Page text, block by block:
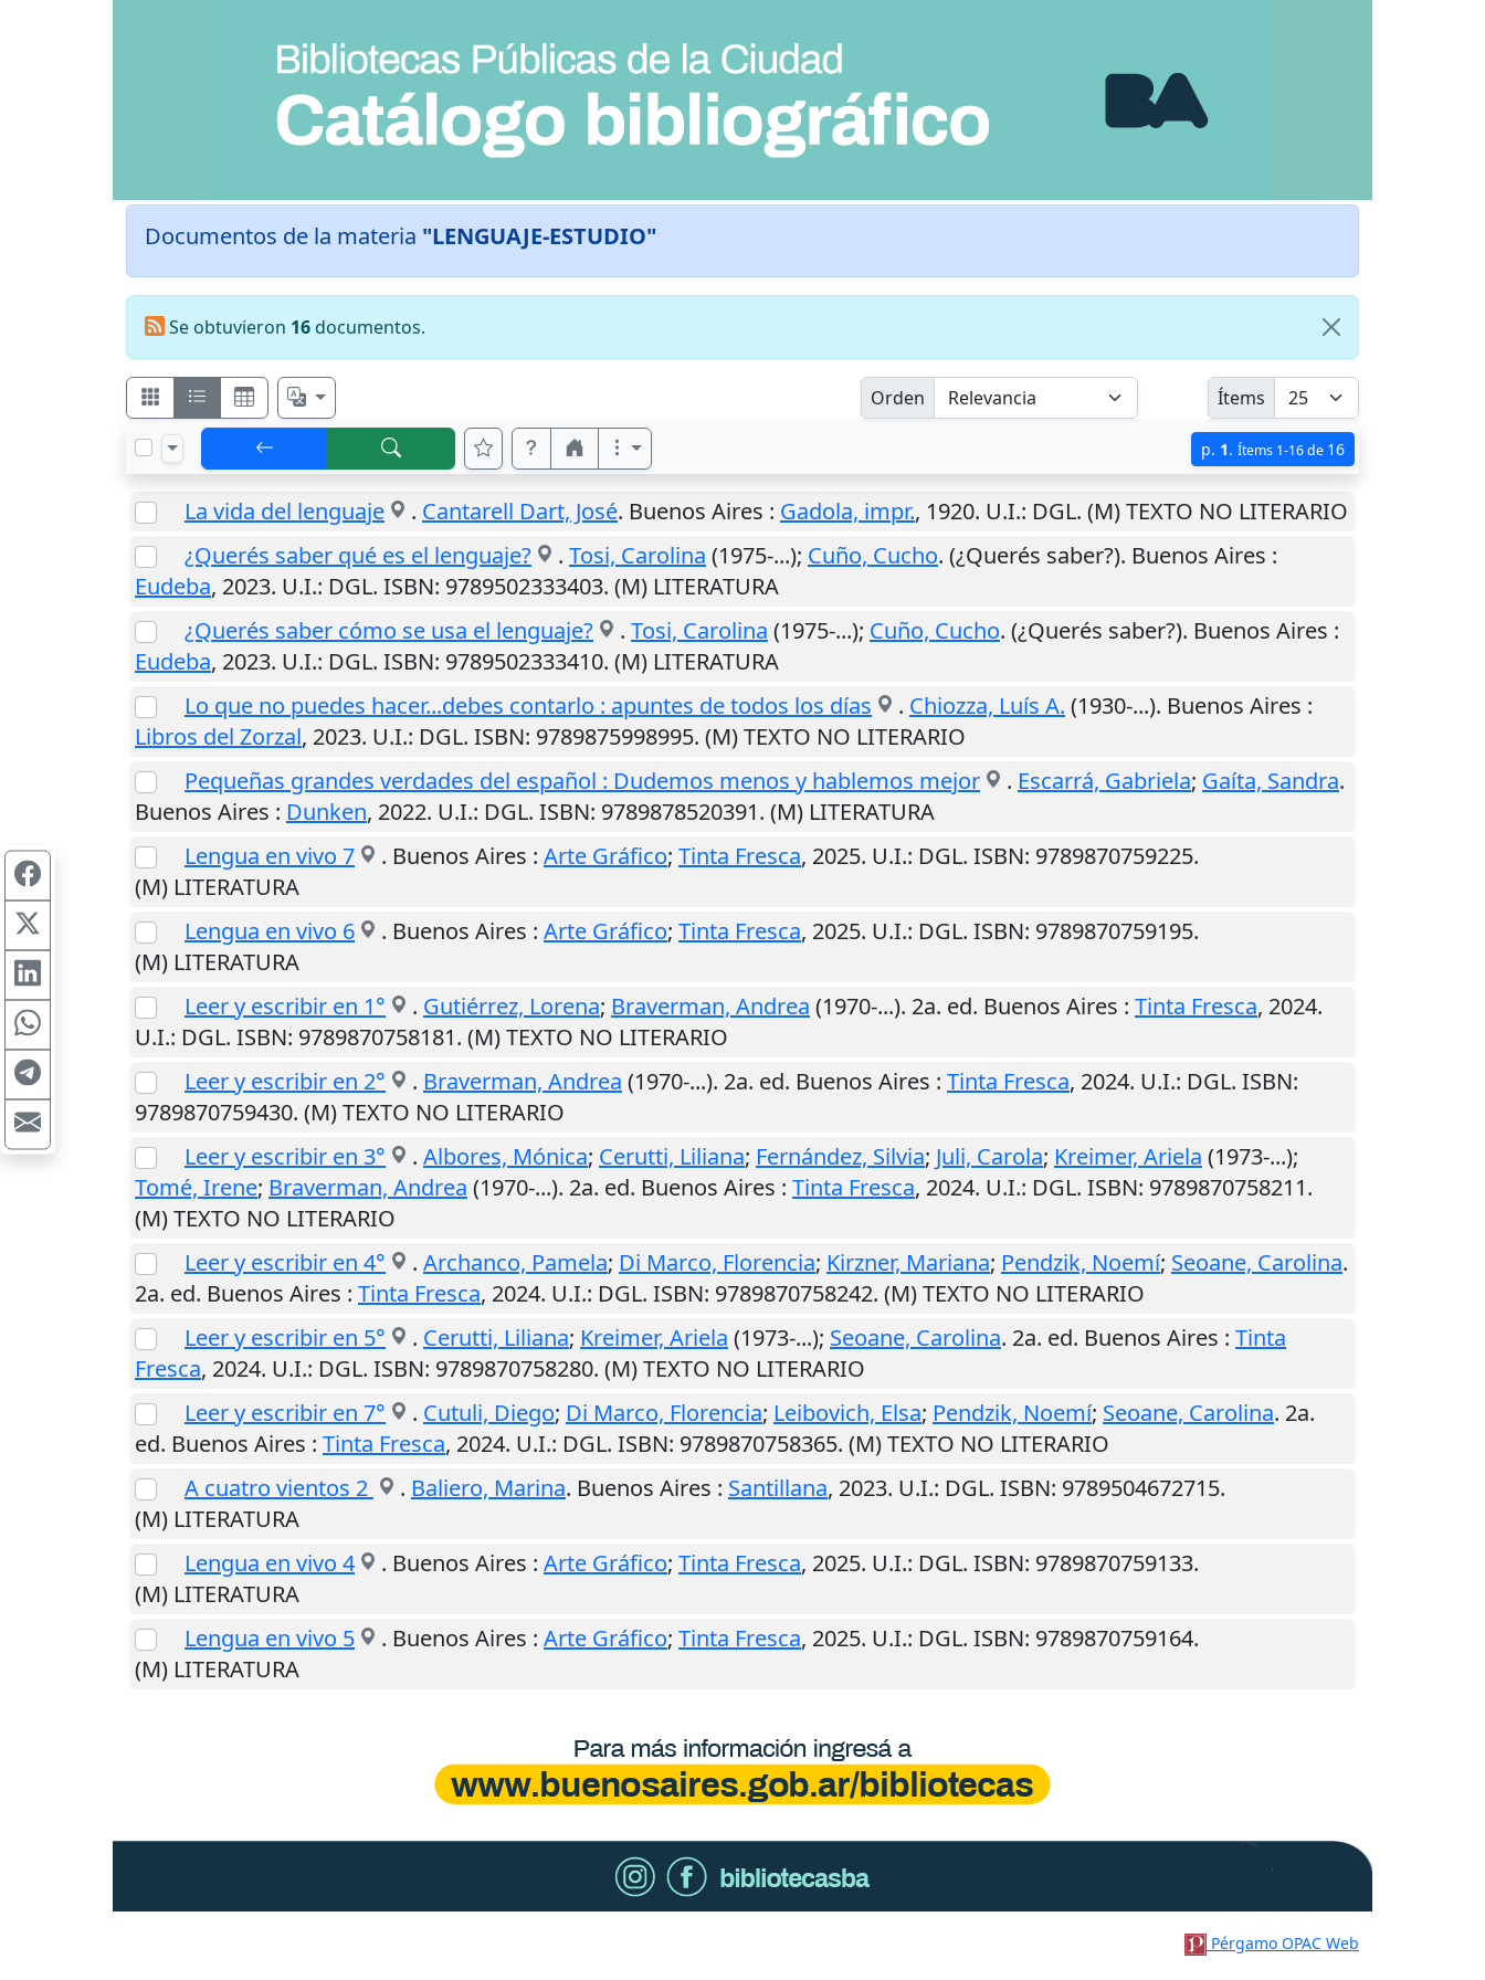
Documentos de la materia "LENGUAJE-ESTUDIO"
Se obtuvieron 16documentos.
Orden Ítems
p. 1. Ítems 1-16 de 16
La vida del lenguaje . Cantarell Dart, José. Buenos Aires : Gadola, impr., 1920. U.I.: DGL. (M) TEXTO NO LITERARIO
¿Querés saber qué es el lenguaje?
. Tosi, Carolina (1975-...); Cuño, Cucho. (¿Querés saber?). Buenos Aires :
Eudeba, 2023. U.I.: DGL. ISBN: 9789502333403. (M) LITERATURA
¿Querés saber cómo se usa el lenguaje?
. Tosi, Carolina (1975-...); Cuño, Cucho. (¿Querés saber?). Buenos Aires :
Eudeba, 2023. U.I.: DGL. ISBN: 9789502333410. (M) LITERATURA
Lo que no puedes hacer...debes contarlo : apuntes de todos los días
. Chiozza, Luís A. (1930-...). Buenos Aires :
Libros del Zorzal, 2023. U.I.: DGL. ISBN: 9789875998995. (M) TEXTO NO LITERARIO
Pequeñas grandes verdades del español : Dudemos menos y hablemos mejor
. Escarrá, Gabriela; Gaíta, Sandra.
Buenos Aires : Dunken, 2022. U.I.: DGL. ISBN: 9789878520391. (M) LITERATURA
Lengua en vivo 7
. Buenos Aires : Arte Gráfico; Tinta Fresca, 2025. U.I.: DGL. ISBN: 9789870759225.
(M) LITERATURA
Lengua en vivo 6
. Buenos Aires : Arte Gráfico; Tinta Fresca, 2025. U.I.: DGL. ISBN: 9789870759195.
(M) LITERATURA
Leer y escribir en 1°
. Gutiérrez, Lorena; Braverman, Andrea (1970-...). 2a. ed. Buenos Aires : Tinta Fresca, 2024.
U.I.: DGL. ISBN: 9789870758181. (M) TEXTO NO LITERARIO
Leer y escribir en 2°
. Braverman, Andrea (1970-...). 2a. ed. Buenos Aires : Tinta Fresca, 2024. U.I.: DGL. ISBN:
9789870759430. (M) TEXTO NO LITERARIO
Leer y escribir en 3°
. Albores, Mónica; Cerutti, Liliana; Fernández, Silvia; Juli, Carola; Kreimer, Ariela (1973-...);
Tomé, Irene; Braverman, Andrea (1970-...). 2a. ed. Buenos Aires : Tinta Fresca, 2024. U.I.: DGL. ISBN: 9789870758211.
(M) TEXTO NO LITERARIO
Leer y escribir en 4°
. Archanco, Pamela; Di Marco, Florencia; Kirzner, Mariana; Pendzik, Noemí; Seoane, Carolina.
2a. ed. Buenos Aires : Tinta Fresca, 2024. U.I.: DGL. ISBN: 9789870758242. (M) TEXTO NO LITERARIO
Leer y escribir en 5°
. Cerutti, Liliana; Kreimer, Ariela (1973-...); Seoane, Carolina. 2a. ed. Buenos Aires : Tinta
Fresca, 2024. U.I.: DGL. ISBN: 9789870758280. (M) TEXTO NO LITERARIO
Leer y escribir en 7°
. Cutuli, Diego; Di Marco, Florencia; Leibovich, Elsa; Pendzik, Noemí; Seoane, Carolina. 2a.
ed. Buenos Aires : Tinta Fresca, 2024. U.I.: DGL. ISBN: 9789870758365. (M) TEXTO NO LITERARIO
A cuatro vientos 2
. Baliero, Marina. Buenos Aires : Santillana, 2023. U.I.: DGL. ISBN: 9789504672715.
(M) LITERATURA
Lengua en vivo 4
. Buenos Aires : Arte Gráfico; Tinta Fresca, 2025. U.I.: DGL. ISBN: 9789870759133.
(M) LITERATURA
Lengua en vivo 5
. Buenos Aires : Arte Gráfico; Tinta Fresca, 2025. U.I.: DGL. ISBN: 9789870759164.
(M) LITERATURA
Pérgamo OPAC Web